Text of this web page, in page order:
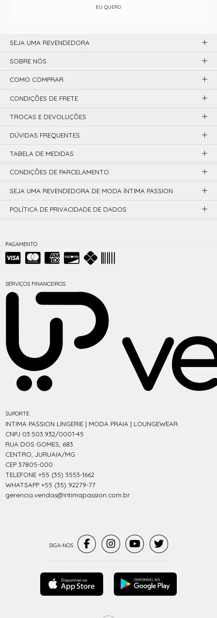
EU QUERO
PAGAMENTO
SERVIÇOS FINANCEIROS
SUPORTE
INTIMA PASSION LINGERIE | MODA PRAIA | LOUNGEWEAR
CNPJ 03.503.932/0001-45
RUA DOS GOMES, 683
CENTRO, JURUAIA/MG
CEP 37805-000
TELEFONE +55 (35) 3553-1662
WHATSAPP +55 (35) 92279-77
gerencia.vendas@intimapassion.com.br
SEJA UMA REVENDEDORA
SOBRE NÓS
COMO COMPRAR
CONDIÇÕES DE FRETE
TROCAS E DEVOLUÇÕES
DÚVIDAS FREQUENTES
TABELA DE MEDIDAS
CONDIÇÕES DE PARCELAMENTO
SEJA UMA REVENDEDORA DE MODA ÍNTIMA PASSION
POLÍTICA DE PRIVACIDADE DE DADOS